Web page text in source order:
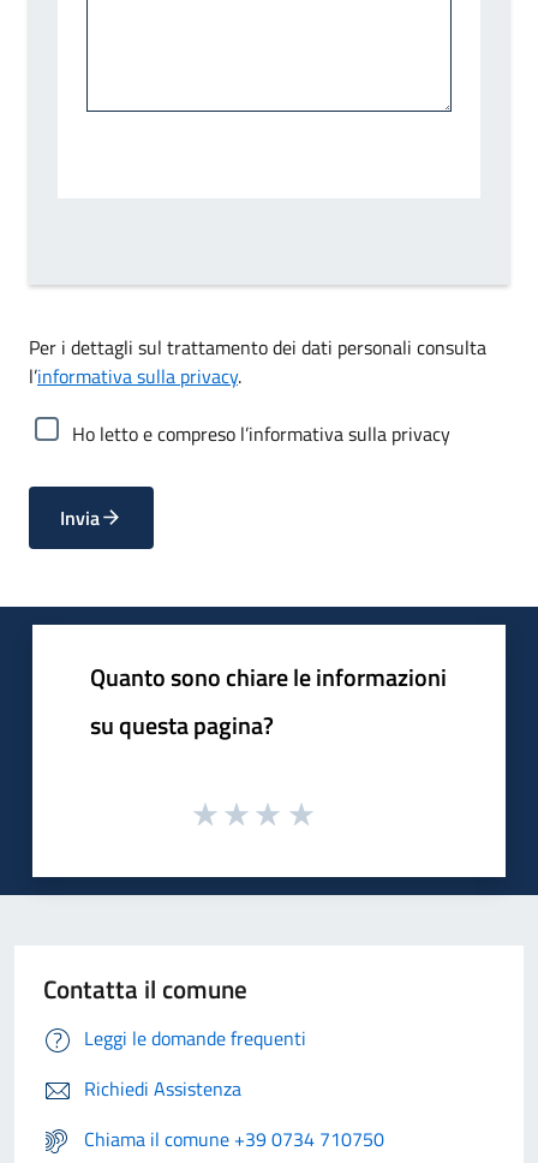
Per i dettagli sul trattamento dei dati personali consulta
l’informativa sulla privacy.
Ho letto e compreso l’informativa sulla privacy
Invia
Quanto sono chiare le informazioni
su questa pagina?
Contatta il comune
Leggi le domande frequenti
Richiedi Assistenza
Chiama il comune +39 0734 710750